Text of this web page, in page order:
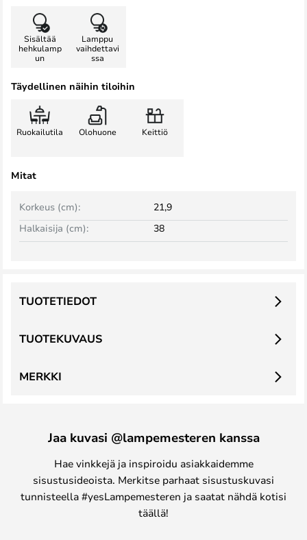
Sisältää
hehkulamp
un
Lamppu
vaihdettavi
ssa
Täydellinen näihin tiloihin
Ruokailutila Olohuone Keittiö
Mitat
Korkeus (cm):
21,9
Halkaisija (cm):
38
TUOTEKUVAUS
TUOTETIEDOT
MERKKI
Jaa kuvasi @lampemesteren kanssa
Hae vinkkejä ja inspiroidu asiakkaidemme
sisustusideoista. Merkitse parhaat sisustuskuvasi
tunnisteella #yesLampemesteren ja saatat nähdä kotisi
täällä!